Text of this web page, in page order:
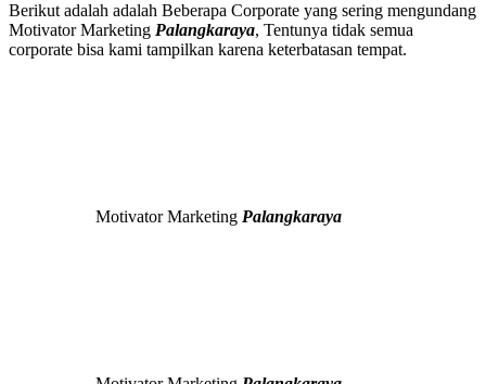
Berikut adalah adalah Beberapa Corporate yang sering mengundang
Motivator Marketing Palangkaraya, Tentunya tidak semua
corporate bisa kami tampilkan karena keterbatasan tempat.
Motivator Marketing Palangkaraya